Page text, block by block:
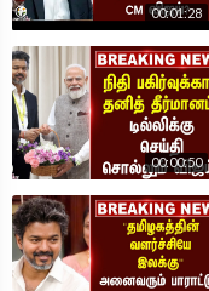
00:01:28
00:00:50